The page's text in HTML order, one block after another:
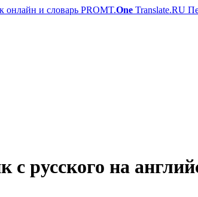
PROMT.One Translate.RU
с русского на